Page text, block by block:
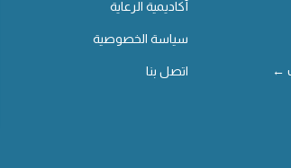
←
أكاديمية الرعاية
سياسة الخصوصية
اتصل بنا